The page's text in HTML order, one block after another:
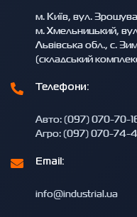
м. Київ, вул.
м. Хмельницький,
Львівська обл., с.
(складський
Телефони:
Авто: (097) 070-70-
Агро: (097) 070-74-
Email:
info@industrial.ua